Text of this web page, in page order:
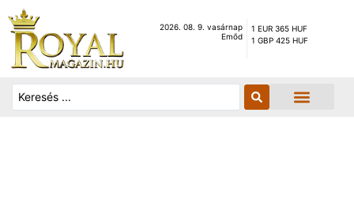
2026. 08. 9. vasárnap
Emőd
1 EUR 365 HUF
1 GBP 425 HUF